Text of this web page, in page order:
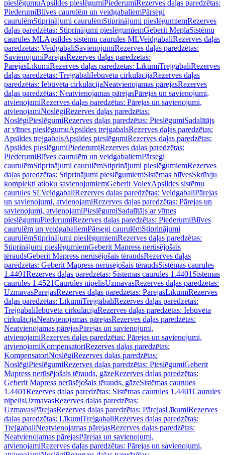
pieslēgumuApsildes pieslēgumiPiederumiRezerves daļas paredzētas:
PiederumiBlīves caurulēm un veidgabaliemPārsegi
caurulēmStiprinājumi caurulēmStiprinājumi pieslēgumiemRezerves
daļas paredzētas: Stiprinājumi pieslēgumiemGeberit MeplaSistēmu
caurules MLApsildes sistēmu caurules MLVeidgabaliRezerves daļas
paredzētas: VeidgabaliSavienojumiRezerves daļas paredzētas:
SavienojumiPārejasRezerves daļas paredzētas:
PārejasLīkumiRezerves daļas paredzētas: LīkumiTrejgabaliRezerves
daļas paredzētas: TrejgabaliIebūvēta cirkulācijaRezerves daļas
paredzētas: Iebūvēta cirkulācijaNeatvienojamas pārejasRezerves
daļas paredzētas: Neatvienojamas pārejasPārejas un savienojumi,
atvienojamiRezerves daļas paredzētas: Pārejas un savienojumi,
atvienojamiNoslēgiRezerves daļas paredzētas:
NoslēgiPieslēgumiRezerves daļas paredzētas: PieslēgumiSadalītājs
ar vītnes pieslēgumuApsildes trejgabalsRezerves daļas paredzētas:
Apsildes trejgabalsApsildes pieslēgumiRezerves daļas paredzētas:
Apsildes pieslēgumiPiederumiRezerves daļas paredzētas:
PiederumiBlīves caurulēm un veidgabaliemPārsegi
caurulēmStiprinājumi caurulēmStiprinājumi pieslēgumiemRezerves
daļas paredzētas: Stiprinājumi pieslēgumiemSistēmas blīvesSkrūvju
komplekti atloku savienojumiemGeberit VolexApsildes sistēmu
caurules SLVeidgabaliRezerves daļas paredzētas: VeidgabaliPārejas
un savienojumi, atvienojamiRezerves daļas paredzētas: Pārejas un
savienojumi, atvienojamiPieslēgumiSadalītājs ar vītnes
pieslēgumuPiederumiRezerves daļas paredzētas: PiederumiBlīves
caurulēm un veidgabaliemPārsegi caurulēmStiprinājumi
caurulēmStiprinājumi pieslēgumiemRezerves daļas paredzētas:
Stiprinājumi pieslēgumiemGeberit Mapress nerūsējošais
tēraudsGeberit Mapress nerūsējošais tēraudsRezerves daļas
paredzētas: Geberit Mapress nerūsējošais tēraudsSistēmas caurules
1.4401Rezerves daļas paredzētas: Sistēmas caurules 1.4401 Sistēmas
caurules 1.4521Caurules nipelisUzmavasRezerves daļas paredzētas:
UzmavasPārejasRezerves daļas paredzētas: PārejasLīkumiRezerves
daļas paredzētas: LīkumiTrejgabaliRezerves daļas paredzētas:
TrejgabaliIebūvēta cirkulācijaRezerves daļas paredzētas: Iebūvēta
cirkulācijaNeatvienojamas pārejasRezerves daļas paredzētas:
Neatvienojamas pārejasPārejas un savienojumi,
atvienojamiRezerves daļas paredzētas: Pārejas un savienojumi,
atvienojamiKompensatoriRezerves daļas paredzētas:
KompensatoriNoslēgiRezerves daļas paredzētas:
NoslēgiPieslēgumiRezerves daļas paredzētas: PieslēgumiGeberit
Mapress nerūsējošais tērauds, gāzeRezerves daļas paredzētas:
Geberit Mapress nerūsējošais tērauds, gāzeSistēmas caurules
1.4401Rezerves daļas paredzētas: Sistēmas caurules 1.4401Caurules
nipelisUzmavasRezerves daļas paredzētas:
UzmavasPārejasRezerves daļas paredzētas: PārejasLīkumiRezerves
daļas paredzētas: LīkumiTrejgabaliRezerves daļas paredzētas:
TrejgabaliNeatvienojamas pārejasRezerves daļas paredzētas:
Neatvienojamas pārejasPārejas un savienojumi,
atvienojamiRezerves daļas paredzētas: Pārejas un savienojumi,